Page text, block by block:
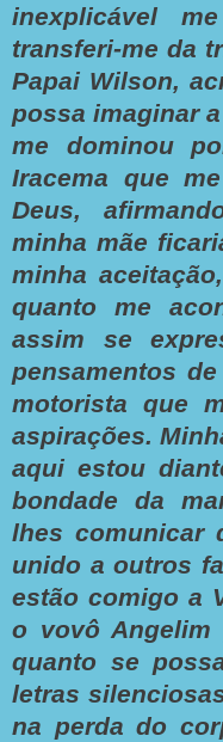
inexplicável
transferi-me da
Papai Wilson,
possa imaginar
me dominou
Iracema que
Deus,
minha mãe
minha
quanto me
assim se
pensamentos
motorista que
aspirações.
aqui estou
bondade da
lhes comunicar
unido a outros
estão comigo a
o vovô
quanto se
letras
na perda do